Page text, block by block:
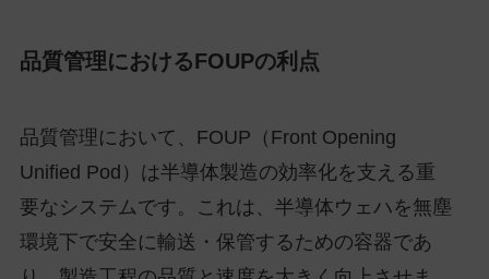
品質管理におけるFOUPの利点
品質管理において、FOUP（Front Opening
Unified Pod）は半導体製造の効率化を支える重
要なシステムです。これは、半導体ウェハを無塵
環境下で安全に輸送・保管するための容器であ